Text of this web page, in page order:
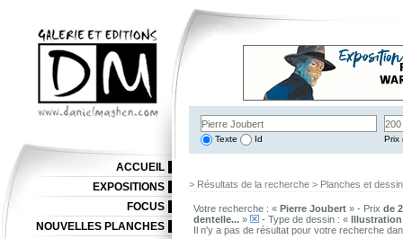
Texte Id Prix
> Résultats de la recherche > Planches et
Votre recherche : « Pierre Joubert » - Prix de
dentelle... » - Type de dessin : «
Il n'y a pas de résultat pour votre recherche
ACCUEIL
EXPOSITIONS
FOCUS
NOUVELLES PLANCHES